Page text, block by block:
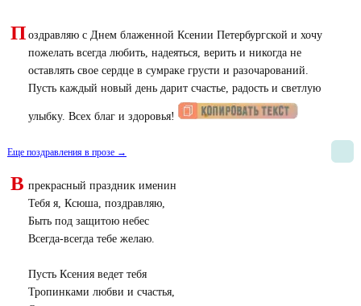
П оздравляю с Днем блаженной Ксении Петербургской и хочу
пожелать всегда любить, надеяться, верить и никогда не
оставлять свое сердце в сумраке грусти и разочарований.
Пусть каждый новый день дарит счастье, радость и светлую
улыбку. Всех благ и здоровья!
Еще поздравления в прозе →
В прекрасный праздник именин
Тебя я, Ксюша, поздравляю,
Быть под защитою небес
Всегда-всегда тебе желаю.
Пусть Ксения ведет тебя
Тропинками любви и счастья,